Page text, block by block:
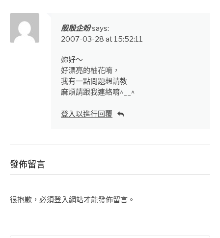
殷殷企盼says:
2007-03-28 at 15:52:11
妳好～
好漂亮的柚花唷，
我有一點問題想請教
麻煩請跟我連絡唷^__^
登入以進行回覆
發佈留言
很抱歉，必須登入網站才能發佈留言。